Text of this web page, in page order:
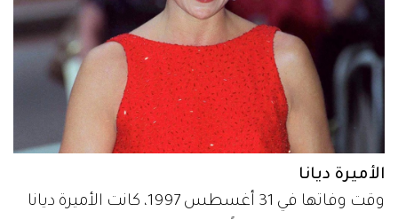
الأميرة ديانا
وقت وفاتها في 31 أغسطس 1997، كانت الأميرة ديانا